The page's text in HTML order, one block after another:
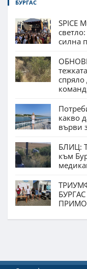
БУРГАС
SPICE
силна
какво
върви
БЛИЦ:
към